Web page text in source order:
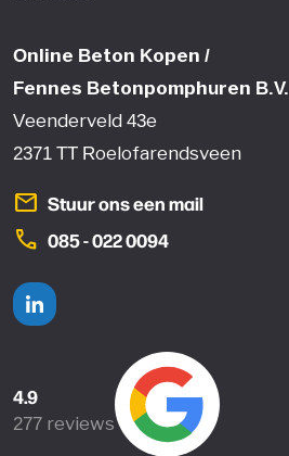
Online Beton Kopen /
Fennes Betonpomphuren B.V.
Veenderveld 43e
2371 TT Roelofarendsveen
mail Stuur ons een mail
phone 085 - 022 0094
Linkedin
4.9
277 reviews